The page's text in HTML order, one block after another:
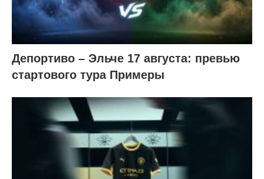
Депортиво – Эльче 17 августа: превью
стартового тура Примеры